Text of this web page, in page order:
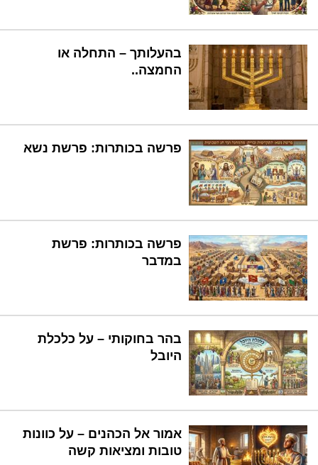
בהעלותך – התחלה או
החמצה..
פרשה בכותרות: פרשת נשא
פרשה בכותרות: פרשת
במדבר
בהר בחוקותי – על כלכלת
היובל
אמור אל הכהנים – על כוונות
טובות ומציאות קשה